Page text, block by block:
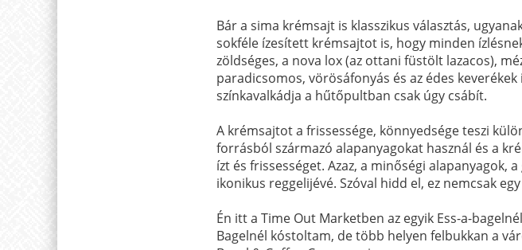
Bár a sima krémsajt is klasszikus választás,
sokféle ízesített krémsajtot is, hogy minden
zöldséges, a nova lox (az ottani füstölt lazacos),
paradicsomos, vörösáfonyás és az édes
színkavalkádja a hűtőpultban csak úgy csábít.
A krémsajtot a frissessége, könnyedsége teszi
forrásból származó alapanyagokat használ és a
ízt és frissességet. Azaz, a minőségi alapanyagok,
ikonikus reggelijévé. Szóval hidd el, ez nemcsak
Én itt a Time Out Marketben az egyik Ess-a-
Bagelnél kóstoltam, de több helyen felbukkan a